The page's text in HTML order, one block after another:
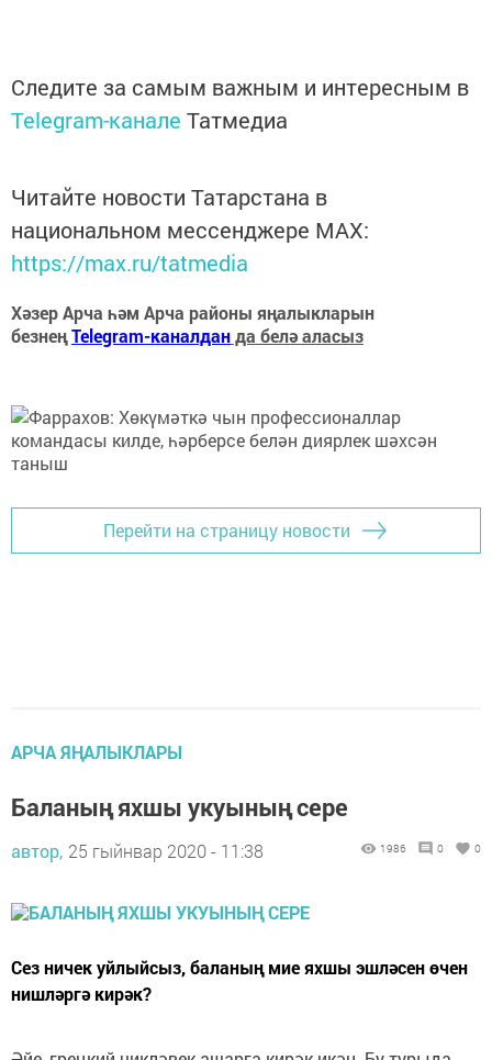
Следите за самым важным и интересным в
Telegram-канале Татмедиа
Читайте новости Татарстана в
национальном мессенджере MАХ:
https://max.ru/tatmedia
Хәзер Арча һәм Арча районы яңалыкларын
безнеңTelegram-каналданда белә аласыз
Перейти на страницу новости
АРЧА ЯҢАЛЫКЛАРЫ
Баланың яхшы укуының сере
автор, 25 гыйнвар 2020 - 11:38 1986 0 0
Сез ничек уйлыйсыз, баланың мие яхшы эшләсен өчен
нишләргә кирәк?